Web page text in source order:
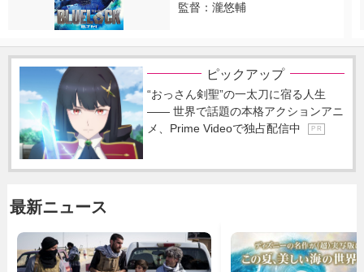
監督：瀧悠輔
ピックアップ
“おっさん剣聖”の一太刀に宿る人生
―― 世界で話題の本格アクションアニ
メ、Prime Videoで独占配信中
P R
最新ニュース